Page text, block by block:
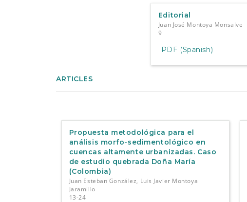
Editorial
Juan José Montoya Monsalve
9
PDF (Spanish)
ARTICLES
Propuesta metodológica para el
análisis morfo-sedimentológico en
cuencas altamente urbanizadas. Caso
de estudio quebrada Doña María
(Colombia)
Juan Esteban González, Luis Javier Montoya
Jaramillo
13-24